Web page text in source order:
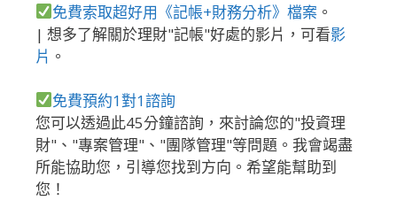
免費索取超好用《記帳+財務分析》檔案 。
| 想多了解關於理財"記帳"好處的影片，可看影
片 。
免費預約1對1諮詢
您可以透過此45分鐘諮詢，來討論您的"投資理
財"、"專案管理"、"團隊管理"等問題。我會竭盡
所能協助您，引導您找到方向。希望能幫助到
您！